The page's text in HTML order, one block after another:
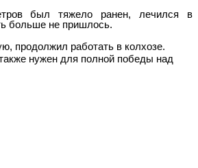
был тяжело ранен, лечился в
больше не пришлось.
продолжил работать в колхозе.
нужен для полной победы над